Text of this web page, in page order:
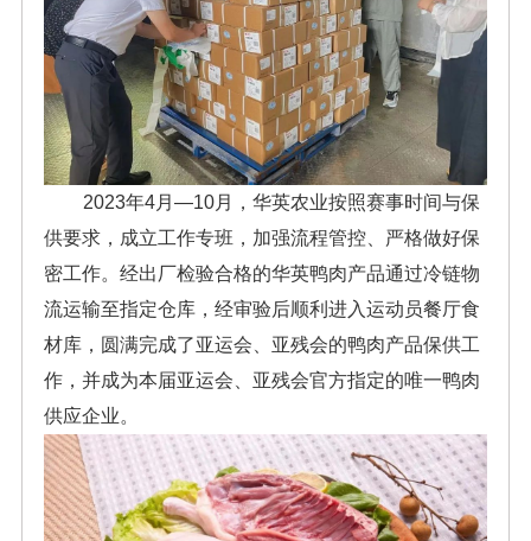
2023年4月—10月，华英农业按照赛事时间与保
供要求，成立工作专班，加强流程管控、严格做好保
密工作。经出厂检验合格的华英鸭肉产品通过冷链物
流运输至指定仓库，经审验后顺利进入运动员餐厅食
材库，圆满完成了亚运会、亚残会的鸭肉产品保供工
作，并成为本届亚运会、亚残会官方指定的唯一鸭肉
供应企业。